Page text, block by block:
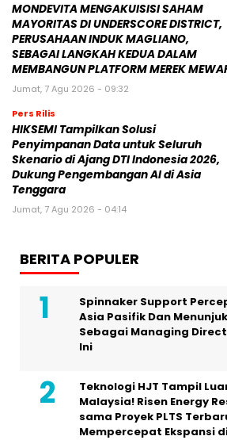
MONDEVITA MENGAKUISISI SAHAM
MAYORITAS DI UNDERSCORE DISTRICT,
PERUSAHAAN INDUK MAGLIANO,
SEBAGAI LANGKAH KEDUA DALAM
MEMBANGUN PLATFORM MEREK
Jumat, 7 Agu 2026 - 09:32
Pers Rilis
HIKSEMI Tampilkan Solusi
Penyimpanan Data untuk Seluruh
Skenario di Ajang DTI Indonesia 2026,
Dukung Pengembangan AI di Asia
Tenggara
Jumat, 7 Agu 2026 - 04:14
BERITA POPULER
Spinnaker Support
Asia Pasifik Dan
Sebagai Managing
Ini
Teknologi HJT Tampil
Malaysia! Risen Energy
sama Proyek PLTS
Mempercepat Ekspansi